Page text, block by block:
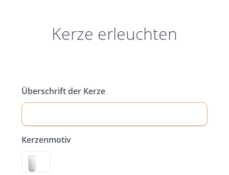
Kerze erleuchten
Überschrift der Kerze
Kerzenmotiv